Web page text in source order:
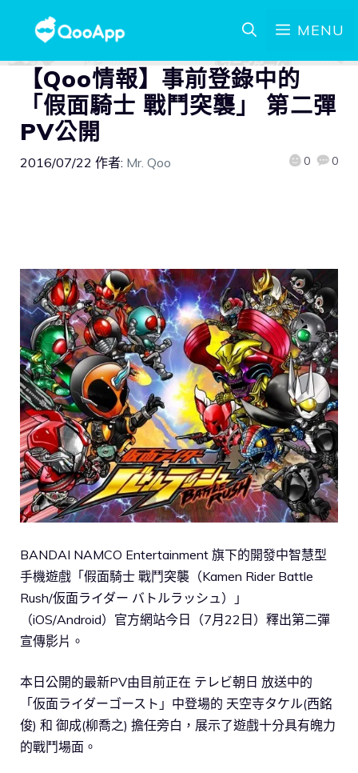
MENU
【Qoo情報】事前登錄中的
「假面騎士 戰鬥突襲」 第二彈
PV公開
2016/07/22 作者: Mr. Qoo 0 0
BANDAI NAMCO Entertainment 旗下的開發中智慧型
手機遊戲「假面騎士 戰鬥突襲（Kamen Rider Battle
Rush/仮面ライダー バトルラッシュ）」
（iOS/Android）官方網站今日（7月22日）釋出第二彈
宣傳影片。
本日公開的最新PV由目前正在 テレビ朝日 放送中的
「仮面ライダーゴースト」中登場的 天空寺タケル(西銘
俊) 和 御成(柳喬之) 擔任旁白，展示了遊戲十分具有魄力
的戰鬥場面。